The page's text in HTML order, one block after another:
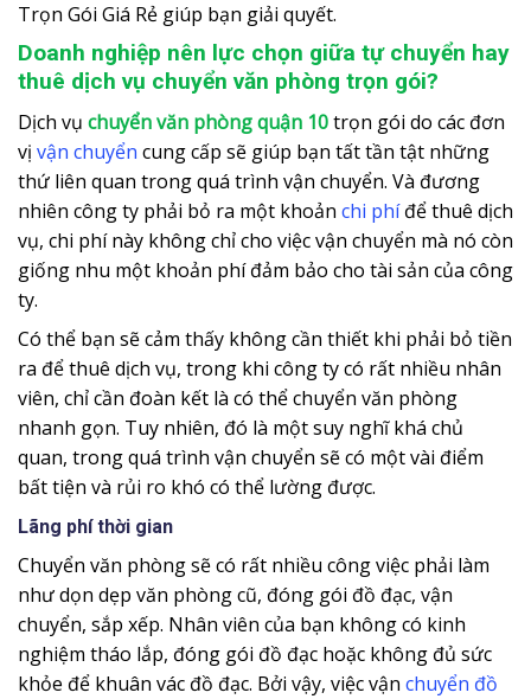
Trọn Gói Giá Rẻ giúp bạn giải quyết.
Doanh nghiệp nên lực chọn giữa tự chuyển hay
thuê dịch vụ chuyển văn phòng trọn gói?
Dịch vụ chuyển văn phòng quận 10trọn gói do các đơn
vị vận chuyển cung cấp sẽ giúp bạn tất tần tật những
thứ liên quan trong quá trình vận chuyển. Và đương
nhiên công ty phải bỏ ra một khoản chi phíđể thuê dịch
vụ, chi phí này không chỉ cho việc vận chuyển mà nó còn
giống nhu một khoản phí đảm bảo cho tài sản của công
ty.
Có thể bạn sẽ cảm thấy không cần thiết khi phải bỏ tiền
ra để thuê dịch vụ, trong khi công ty có rất nhiều nhân
viên, chỉ cần đoàn kết là có thể chuyển văn phòng
nhanh gọn. Tuy nhiên, đó là một suy nghĩ khá chủ
quan, trong quá trình vận chuyển sẽ có một vài điểm
bất tiện và rủi ro khó có thể lường được.
Lãng phí thời gian
Chuyển văn phòng sẽ có rất nhiều công việc phải làm
như dọn dẹp văn phòng cũ, đóng gói đồ đạc, vận
chuyển, sắp xếp. Nhân viên của bạn không có kinh
nghiệm tháo lắp, đóng gói đồ đạc hoặc không đủ sức
khỏe để khuân vác đồ đạc. Bởi vậy, việc vận chuyển đồ